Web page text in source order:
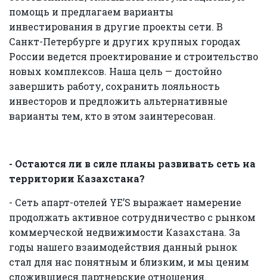
помощь и предлагаем варианты
инвестирования в другие проекты сети. В
Санкт-Петербурге и других крупных городах
России ведется проектирование и строительство
новых комплексов. Наша цель — достойно
завершить работу, сохранить лояльность
инвесторов и предложить альтернативные
варианты тем, кто в этом заинтересован.
- Остаются ли в силе планы развивать сеть на
территории Казахстана?
- Сеть апарт-отелей YE’S выражает намерение
продолжать активное сотрудничество с рынком
коммерческой недвижимости Казахстана. За
годы нашего взаимодействия данный рынок
стал для нас понятным и близким, и мы ценим
сложившиеся партнерские отношения.